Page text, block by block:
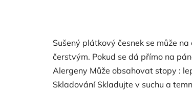
Sušený plátkový česnek se může
čerstvým. Pokud se dá přímo na
Alergeny Může obsahovat stopy :
Skladování Skladujte v suchu a